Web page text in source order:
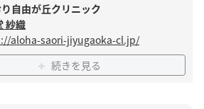
自由が丘クリニック
紗織
aloha-saori-jiyugaoka-cl.jp/
続きを見る